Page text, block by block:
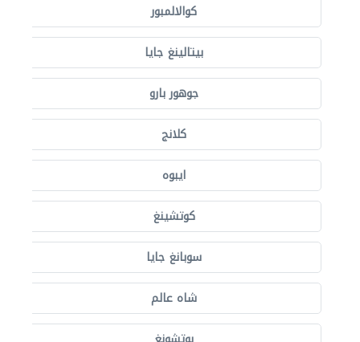
كوالالمبور
بيتالينغ جايا
جوهور بارو
كلانج
ايبوه
كوتشينغ
سوبانغ جايا
شاه عالم